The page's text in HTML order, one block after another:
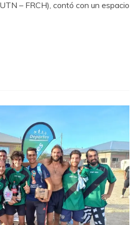
– FRCH), contó con un espacio